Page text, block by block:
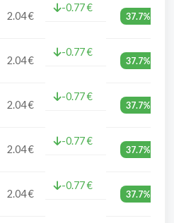
2.04 €
-0.77 €
37.7%
2.04 €
-0.77 €
37.7%
2.04 €
-0.77 €
37.7%
2.04 €
-0.77 €
37.7%
2.04 €
-0.77 €
37.7%